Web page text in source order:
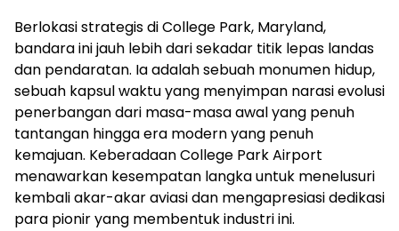
Berlokasi strategis di College Park, Maryland,
bandara ini jauh lebih dari sekadar titik lepas landas
dan pendaratan. Ia adalah sebuah monumen hidup,
sebuah kapsul waktu yang menyimpan narasi evolusi
penerbangan dari masa-masa awal yang penuh
tantangan hingga era modern yang penuh
kemajuan. Keberadaan College Park Airport
menawarkan kesempatan langka untuk menelusuri
kembali akar-akar aviasi dan mengapresiasi dedikasi
para pionir yang membentuk industri ini.